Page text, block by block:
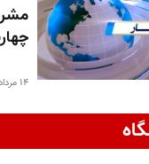
۱۴ مرداد ۱۴۰۵